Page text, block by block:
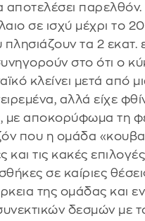
παρελθόν.
σε ισχύ μέχρι το
τα 2 εκατ.
στο ότι ο
κλείνει μετά από
αλλά είχε
με αποκορύφωμα τη
που η ομάδα
και τις κακές
σε καίριες
της ομάδας και εν
δεσμών με